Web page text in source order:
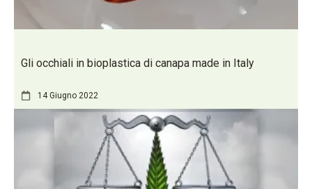
Gli occhiali in bioplastica di canapa made in Italy
14 Giugno 2022